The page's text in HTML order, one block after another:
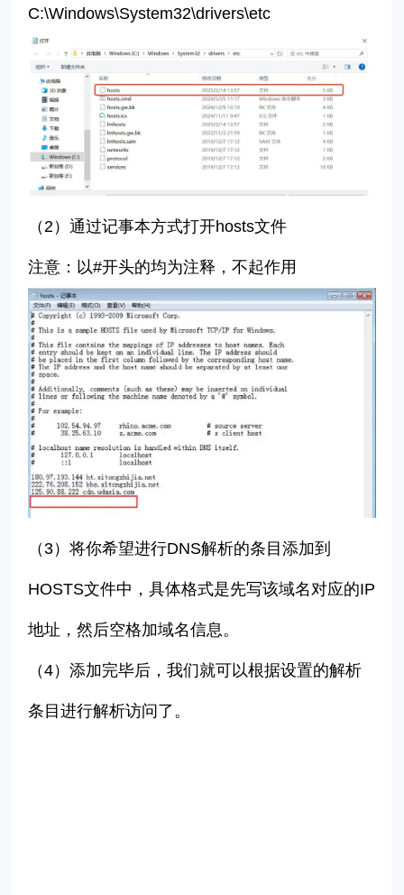
C:\Windows\System32\drivers\etc
（2）通过记事本方式打开hosts文件
注意：以#开头的均为注释，不起作用
（3）将你希望进行DNS解析的条目添加到
HOSTS文件中，具体格式是先写该域名对应的IP
地址，然后空格加域名信息。
（4）添加完毕后，我们就可以根据设置的解析
条目进行解析访问了。